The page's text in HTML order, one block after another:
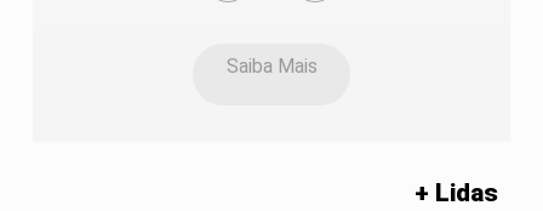
Saiba Mais
+ Lidas